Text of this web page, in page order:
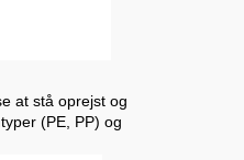
at stå oprejst og
(PE, PP) og